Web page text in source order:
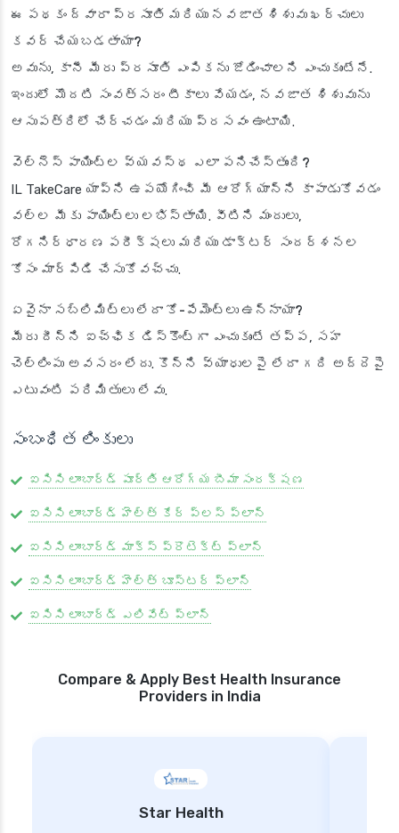
ఈ పథకం ద్వారా ప్రసూతి మరియు నవజాత శిశువు ఖర్చులు
కవర్ చేయబడతాయా?
అవును, కానీ మీరు ప్రసూతి ఎంపికను జోడించాలని ఎంచుకుంటేనే.
ఇందులో మొదటి సంవత్సరం టీకాలు వేయడం, నవజాత శిశువును
ఆసుపత్రిలో చేర్చడం మరియు ప్రసవం ఉంటాయి.
వెల్‌నెస్ పాయింట్ల వ్యవస్థ ఎలా పనిచేస్తుంది?
IL TakeCare యాప్‌ని ఉపయోగించి మీ ఆరోగ్యాన్ని కాపాడుకోవడం
వల్ల మీకు పాయింట్లు లభిస్తాయి. వీటిని మందులు,
రోగనిర్ధారణ పరీక్షలు మరియు డాక్టర్ సందర్శనల
కోసం మార్పిడి చేసుకోవచ్చు.
ఏవైనా సబ్‌లిమిట్‌లు లేదా కో-పేమెంట్‌లు ఉన్నాయా?
మీరు దీన్ని ఐచ్ఛిక డిస్కౌంట్‌గా ఎంచుకుంటే తప్ప, సహ
చెల్లింపు అవసరం లేదు. కొన్ని వ్యాధులపై లేదా గది అద్దెపై
ఎటువంటి పరిమితులు లేవు.
సంబంధిత లింకులు
ఐసిసి లాంబార్డ్ పూర్తి ఆరోగ్య బీమా సంరక్షణ
ఐసిసి లాంబార్డ్ హెల్త్ కేర్ ప్లస్ ప్లాన్
ఐసిసి లాంబార్డ్ మాక్స్ ప్రొటెక్ట్ ప్లాన్
ఐసిసి లాంబార్డ్ హెల్త్ బూస్టర్ ప్లాన్
ఐసిసి లాంబార్డ్ ఎలివేట్ ప్లాన్
Compare & Apply Best Health Insurance
Providers in India
Star Health